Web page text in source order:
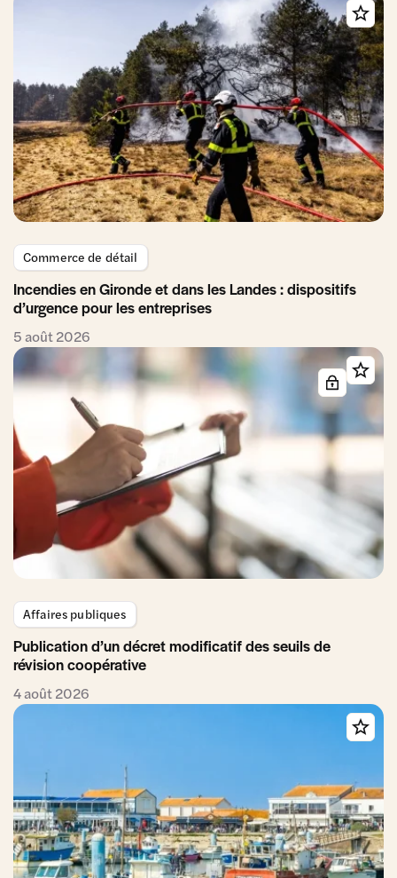
Commerce de détail
Incendies en Gironde et dans les Landes : dispositifs
d’urgence pour les entreprises
5 août 2026
Affaires publiques
Publication d’un décret modificatif des seuils de
révision coopérative
4 août 2026